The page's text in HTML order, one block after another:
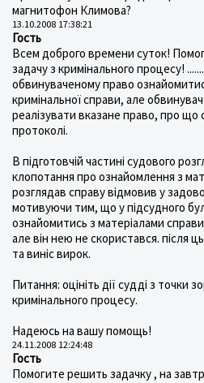
магнитофон Климова?
13.10.2008 17:38:21
Гость
Всем доброго времени суток!
задачу з кримінального процесу!
обвинуваченому право
кримінальної справи, але
реалізувати вказане право, про що
протоколі.
В підготовчій частині судового
клопотання про ознайомлення з
розглядав справу відмовив у
мотивуючи тим, що у підсудного
ознайомитись з матеріалами
але він нею не скористався. після
та виніс вирок.
Питання: оцініть дії судді з точки
кримінального процесу.
Надеюсь на вашу помощь!
24.11.2008 12:24:48
Гость
Помогите решить задачку , на